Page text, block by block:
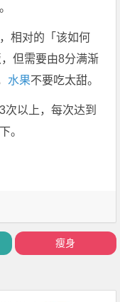
相对的「该如何
但需要由8分满渐
水果不要吃太甜。
次以上，每次达到
。
瘦身